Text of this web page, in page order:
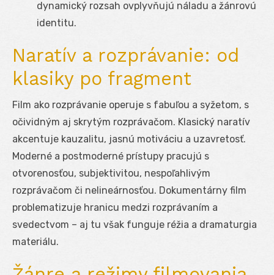
dynamický rozsah ovplyvňujú náladu a žánrovú
identitu.
Naratív a rozprávanie: od
klasiky po fragment
Film ako rozprávanie operuje s fabuľou a syžetom, s
očividným aj skrytým rozprávačom. Klasický naratív
akcentuje kauzalitu, jasnú motiváciu a uzavretosť.
Moderné a postmoderné prístupy pracujú s
otvorenosťou, subjektivitou, nespoľahlivým
rozprávačom či nelineárnosťou. Dokumentárny film
problematizuje hranicu medzi rozprávaním a
svedectvom – aj tu však funguje réžia a dramaturgia
materiálu.